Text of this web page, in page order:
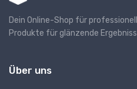
Dein Online-Shop für
Produkte für glänzende
Über uns